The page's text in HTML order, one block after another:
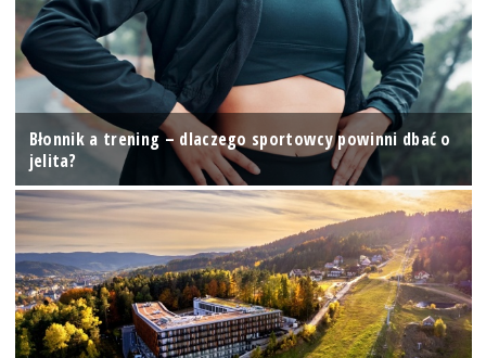
Błonnik a trening – dlaczego sportowcy powinni dbać o
jelita?